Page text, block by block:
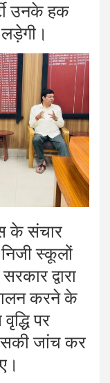
उनके हक
के संचार
स्कूलों
द्वारा
करने के
पर
जांच कर